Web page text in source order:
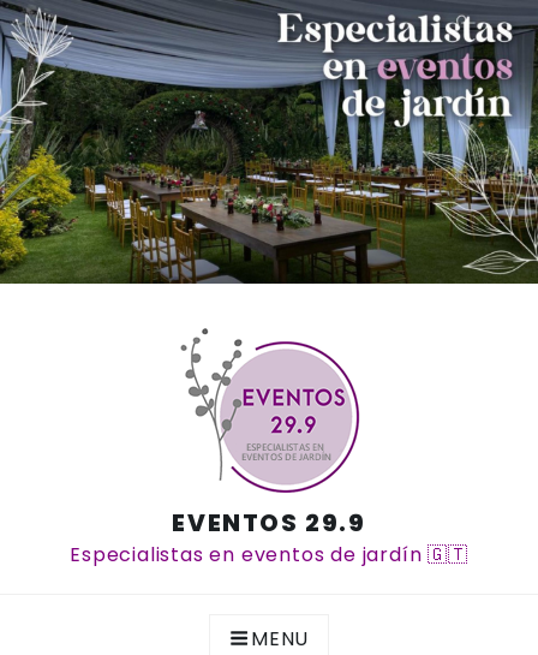
EVENTOS 29.9
Especialistas en eventos de jardín 🇬🇹
MENU